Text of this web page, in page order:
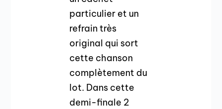
particulier et un
refrain très
original qui sort
cette chanson
complètement du
lot. Dans cette
demi-finale 2